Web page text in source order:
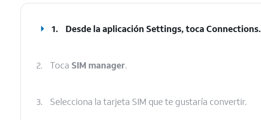
1. Desde la aplicación Settings, tocaConnections.
2. Toca SIM manager.
3. Selecciona la tarjeta SIM que te gustaría convertir.